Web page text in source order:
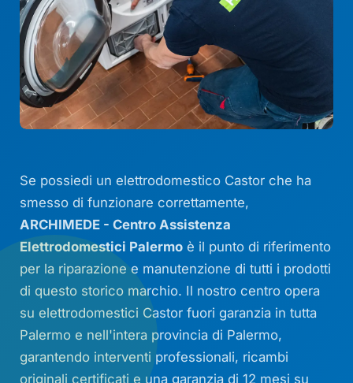
Se possiedi un elettrodomestico Castor che ha
smesso di funzionare correttamente,
ARCHIMEDE - Centro Assistenza
Elettrodomestici Palermo è il punto di riferimento
per la riparazione e manutenzione di tutti i prodotti
di questo storico marchio. Il nostro centro opera
su elettrodomestici Castor fuori garanzia in tutta
Palermo e nell'intera provincia di Palermo,
garantendo interventi professionali, ricambi
originali certificati e una garanzia di 12 mesi su